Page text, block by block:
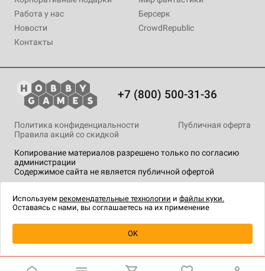
Уведомить о наличии
Работа у нас
Новости
Контакты
Берсерк
CrowdRepublic
+7 (800) 500-31-36
Копирование материалов разрешено только по согласию
администрации
Содержимое сайта не является публичной офертой
Политика конфиденциальности
Публичная оферта
Правила акций со скидкой
технологии.
Используем рекомендательные технологии и файлы куки.
Оставаясь с нами, вы соглашаетесь на их применение
OK